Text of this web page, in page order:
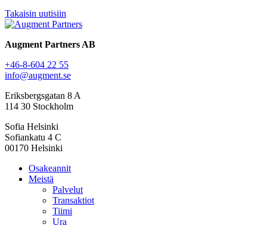
Takaisin uutisiin
Augment Partners AB
+46-8-604 22 55
info@augment.se
Eriksbergsgatan 8 A
114 30 Stockholm
Sofia Helsinki
Sofiankatu 4 C
00170 Helsinki
Osakeannit
Meistä
Palvelut
Transaktiot
Tiimi
Ura